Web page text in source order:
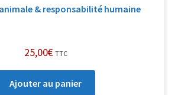
& responsabilité humaine
25,00€ TTC
Ajouter au panier